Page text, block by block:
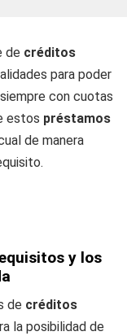
de créditos
para poder
con cuotas
estos préstamos
de manera
y los
de créditos
la posibilidad de